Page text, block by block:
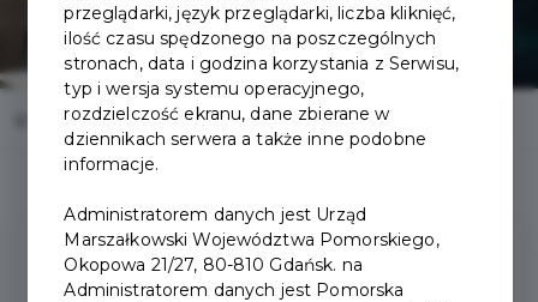
Home Oferty Restauracja Chata nad Radunią
Zniżki
przeglądarki, język przeglądarki, liczba kliknięć,
ilość czasu spędzonego na poszczególnych
stronach, data i godzina korzystania z Serwisu,
typ i wersja systemu operacyjnego,
rozdzielczość ekranu, dane zbierane w
dziennikach serwera a także inne podobne
informacje.
Administratorem danych jest Urząd
Marszałkowski Województwa Pomorskiego,
Okopowa 21/27, 80-810 Gdańsk. na
Administratorem danych jest Pomorska